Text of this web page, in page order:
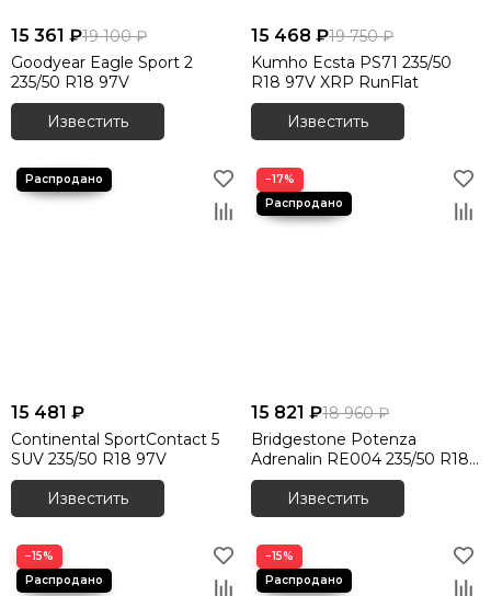
15 361 ₽19 100 ₽
Goodyear Eagle Sport 2
235/50 R18 97V
Известить
15 468 ₽19 750 ₽
Kumho Ecsta PS71 235/50
R18 97V XRP RunFlat
Известить
15 481 ₽
Continental SportContact 5
SUV 235/50 R18 97V
Известить
−17%
15 821 ₽18 960 ₽
Bridgestone Potenza
Adrenalin RE004 235/50 R18
101W XL
Известить
−15% −15%